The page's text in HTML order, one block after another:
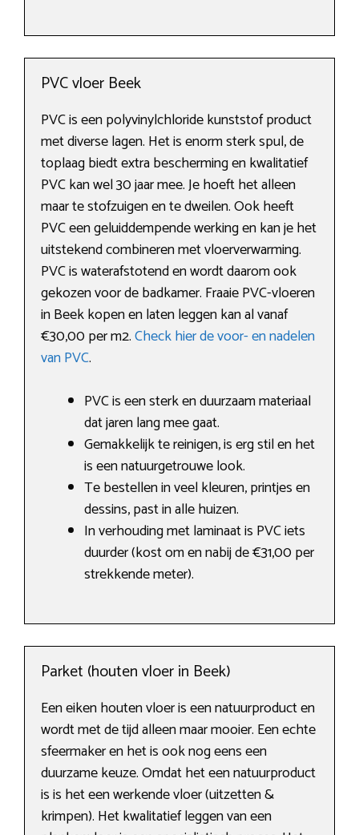
PVC vloer Beek
PVC is een polyvinylchloride kunststof product
met diverse lagen. Het is enorm sterk spul, de
toplaag biedt extra bescherming en kwalitatief
PVC kan wel 30 jaar mee. Je hoeft het alleen
maar te stofzuigen en te dweilen. Ook heeft
PVC een geluiddempende werking en kan je het
uitstekend combineren met vloerverwarming.
PVC is waterafstotend en wordt daarom ook
gekozen voor de badkamer. Fraaie PVC-vloeren
in Beek kopen en laten leggen kan al vanaf
€30,00 per m2.Check hier de voor- en nadelen
van PVC.
PVC is een sterk en duurzaam materiaal
dat jaren lang mee gaat.
Gemakkelijk te reinigen, is erg stil en het
is een natuurgetrouwe look.
Te bestellen in veel kleuren, printjes en
dessins, past in alle huizen.
In verhouding met laminaat is PVC iets
duurder (kost om en nabij de €31,00 per
strekkende meter).
Parket (houten vloer in Beek)
Een eiken houten vloer is een natuurproduct en
wordt met de tijd alleen maar mooier. Een echte
sfeermaker en het is ook nog eens een
duurzame keuze. Omdat het een natuurproduct
is is het een werkende vloer (uitzetten &
krimpen). Het kwalitatief leggen van een